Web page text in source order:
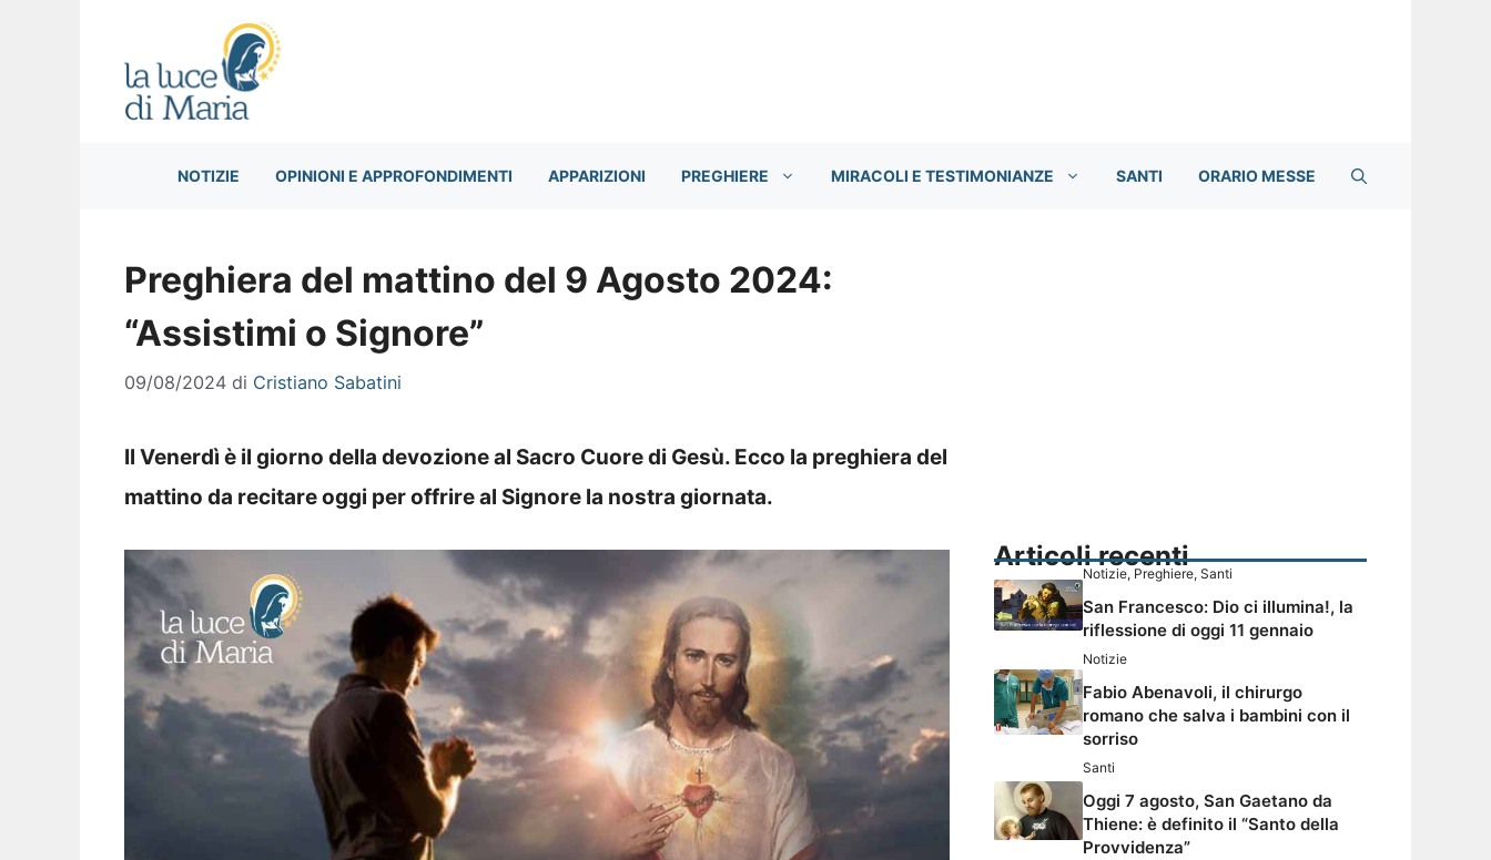
NOTIZIE OPINIONI E APPROFONDIMENTI APPARIZIONI PREGHIERE MIRACOLI E TESTIMONIANZE SANTI ORARIO MESSE
Preghiera del mattino del 9 Agosto 2024:
“Assistimi o Signore”
09/08/2024 di Cristiano Sabatini
Il Venerdì è il giorno della devozione al Sacro Cuore di Gesù. Ecco la preghiera del
mattino da recitare oggi per offrire al Signore la nostra giornata.
Articoli recenti
Notizie, Preghiere, Santi
San Francesco: Dio ci illumina!, la
riflessione di oggi 11 gennaio
Notizie
Fabio Abenavoli, il chirurgo
romano che salva i bambini con il
sorriso
Santi
Oggi 7 agosto, San Gaetano da
Thiene: è definito il “Santo della
Provvidenza”